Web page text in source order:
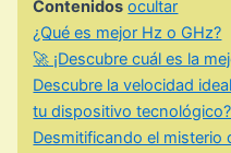
Contenidos ocultar
¿Qué es mejor Hz o GHz?
🚀 ¡Descubre cuál es la
Descubre la velocidad
tu dispositivo tecnológico?
Desmitificando el misterio